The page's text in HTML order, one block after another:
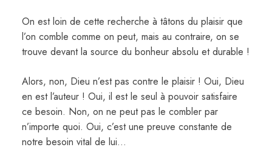
On est loin de cette recherche à tâtons du plaisir que
l’on comble comme on peut, mais au contraire, on se
trouve devant la source du bonheur absolu et durable !
Alors, non, Dieu n’est pas contre le plaisir ! Oui, Dieu
en est l’auteur ! Oui, il est le seul à pouvoir satisfaire
ce besoin. Non, on ne peut pas le combler par
n’importe quoi. Oui, c’est une preuve constante de
notre besoin vital de lui…